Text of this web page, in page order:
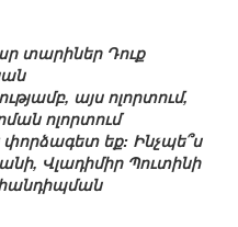
տարիներ Դուք
այս ոլորտում,
ոլորտում
եք: Ինչպե՞ս
Վլադիմիր Պուտինի
հանդիպման